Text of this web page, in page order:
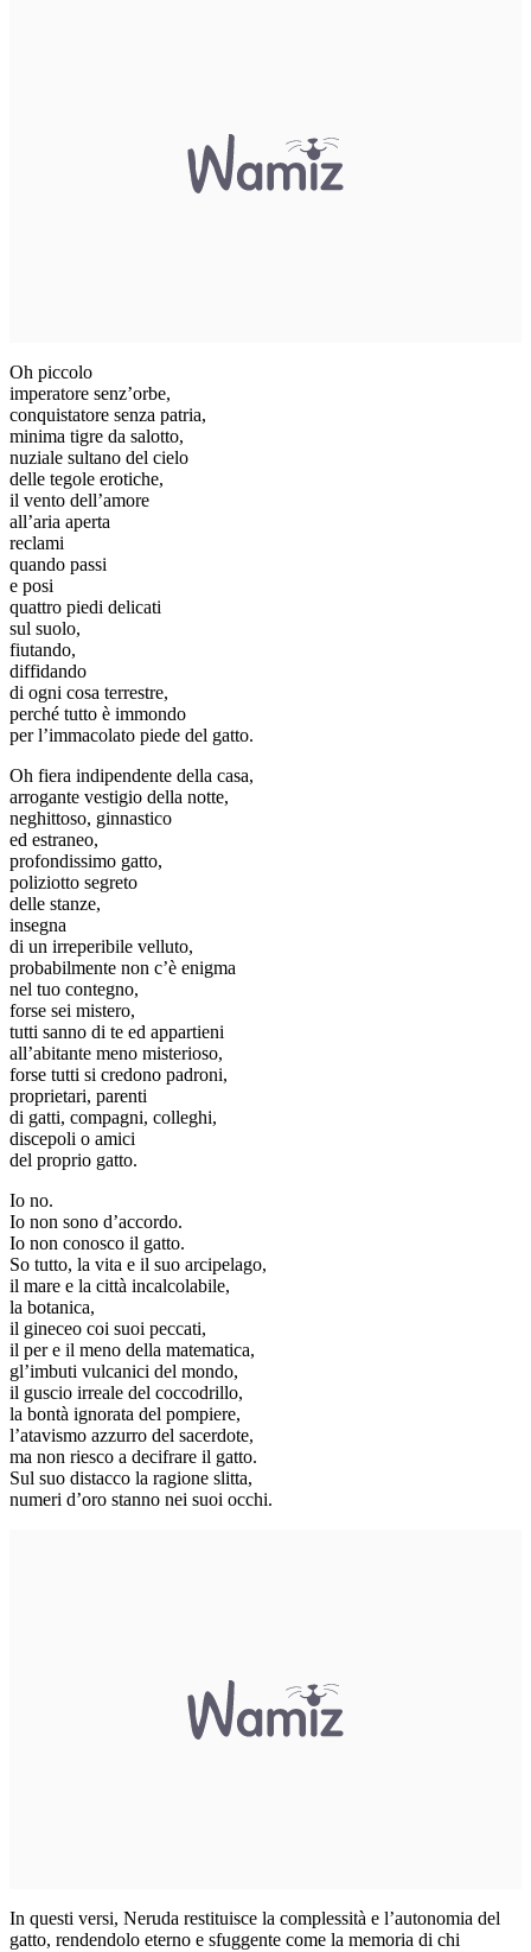
Oh piccolo
imperatore senz’orbe,
conquistatore senza patria,
minima tigre da salotto,
nuziale sultano del cielo
delle tegole erotiche,
il vento dell’amore
all’aria aperta
reclami
quando passi
e posi
quattro piedi delicati
sul suolo,
fiutando,
diffidando
di ogni cosa terrestre,
perché tutto è immondo
per l’immacolato piede del gatto.
Oh fiera indipendente della casa,
arrogante vestigio della notte,
neghittoso, ginnastico
ed estraneo,
profondissimo gatto,
poliziotto segreto
delle stanze,
insegna
di un irreperibile velluto,
probabilmente non c’è enigma
nel tuo contegno,
forse sei mistero,
tutti sanno di te ed appartieni
all’abitante meno misterioso,
forse tutti si credono padroni,
proprietari, parenti
di gatti, compagni, colleghi,
discepoli o amici
del proprio gatto.
Io no.
Io non sono d’accordo.
Io non conosco il gatto.
So tutto, la vita e il suo arcipelago,
il mare e la città incalcolabile,
la botanica,
il gineceo coi suoi peccati,
il per e il meno della matematica,
gl’imbuti vulcanici del mondo,
il guscio irreale del coccodrillo,
la bontà ignorata del pompiere,
l’atavismo azzurro del sacerdote,
ma non riesco a decifrare il gatto.
Sul suo distacco la ragione slitta,
numeri d’oro stanno nei suoi occhi.
In questi versi, Neruda restituisce la complessità e l’autonomia del
gatto, rendendolo eterno e sfuggente come la memoria di chi